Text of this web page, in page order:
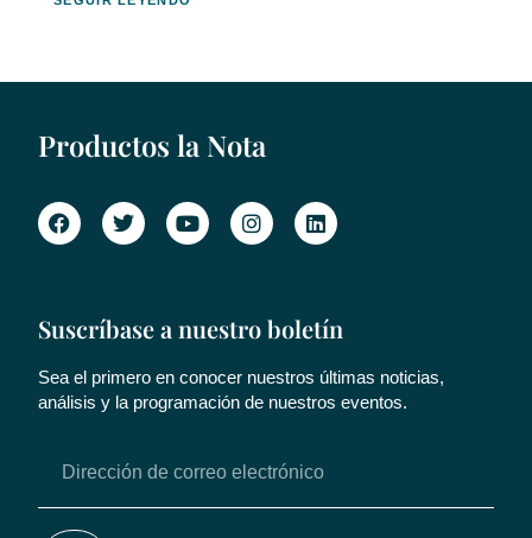
Productos la Nota
Suscríbase a nuestro boletín
Sea el primero en conocer nuestros últimas noticias,
análisis y la programación de nuestros eventos.